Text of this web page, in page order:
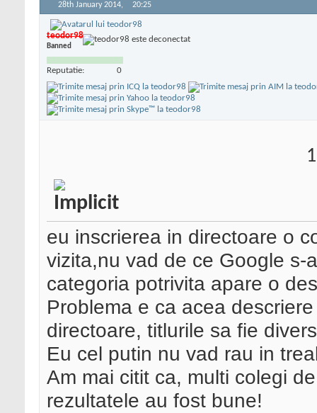
28th January 2014, 20:25
teodor98
Banned
Reputatie: 0
eu inscrierea in directoare o
vizita,nu vad de ce Google s-
categoria potrivita apare o
Problema e ca acea
directoare, titlurile sa fie
Eu cel putin nu vad rau in
Am mai citit ca, multi colegi
rezultatele au fost bune!